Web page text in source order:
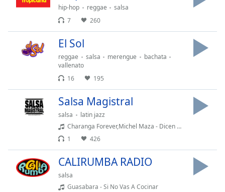
Caption
Opacity
hip-hop reggae
salsa
7
260
El Sol
reggae salsa merengue
bachata
vallenato
16
195
Salsa Magistral
salsa
latin jazz
Charanga Forever,Michel Maza - Dicen Que Amor
1
426
CALIRUMBA RADIO
salsa
Guasabara - Si No Vas A Cocinar